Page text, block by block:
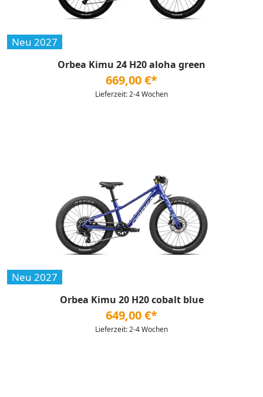
Neu 2027
Orbea Kimu 24 H20 aloha green
669,00 €*
Lieferzeit: 2-4 Wochen
Neu 2027
Orbea Kimu 20 H20 cobalt blue
649,00 €*
Lieferzeit: 2-4 Wochen